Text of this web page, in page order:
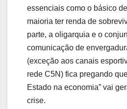
essenciais como o básico
maioria ter renda de
parte, a oligarquia e o
comunicação de
(exceção aos canais
rede C5N) fica pregando
Estado na economia” vai
crise.